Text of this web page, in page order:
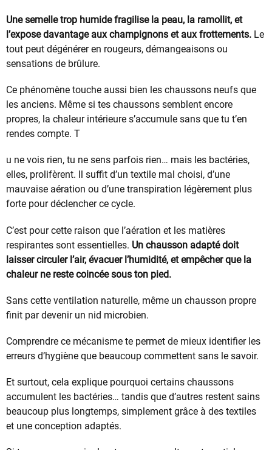
Une semelle trop humide fragilise la peau, la ramollit, et
l’expose davantage aux champignons et aux frottements. Le
tout peut dégénérer en rougeurs, démangeaisons ou
sensations de brûlure.
Ce phénomène touche aussi bien les chaussons neufs que
les anciens. Même si tes chaussons semblent encore
propres, la chaleur intérieure s’accumule sans que tu t’en
rendes compte. T
u ne vois rien, tu ne sens parfois rien… mais les bactéries,
elles, prolifèrent. Il suffit d’un textile mal choisi, d’une
mauvaise aération ou d’une transpiration légèrement plus
forte pour déclencher ce cycle.
C’est pour cette raison que l’aération et les matières
respirantes sont essentielles. Un chausson adapté doit
laisser circuler l’air, évacuer l’humidité, et empêcher que la
chaleur ne reste coincée sous ton pied.
Sans cette ventilation naturelle, même un chausson propre
finit par devenir un nid microbien.
Comprendre ce mécanisme te permet de mieux identifier les
erreurs d’hygiène que beaucoup commettent sans le savoir.
Et surtout, cela explique pourquoi certains chaussons
accumulent les bactéries… tandis que d’autres restent sains
beaucoup plus longtemps, simplement grâce à des textiles
et une conception adaptés.